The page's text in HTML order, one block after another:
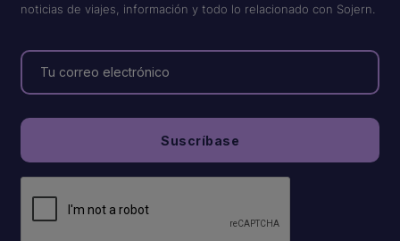
noticias de viajes, información y todo lo relacionado con Sojern.